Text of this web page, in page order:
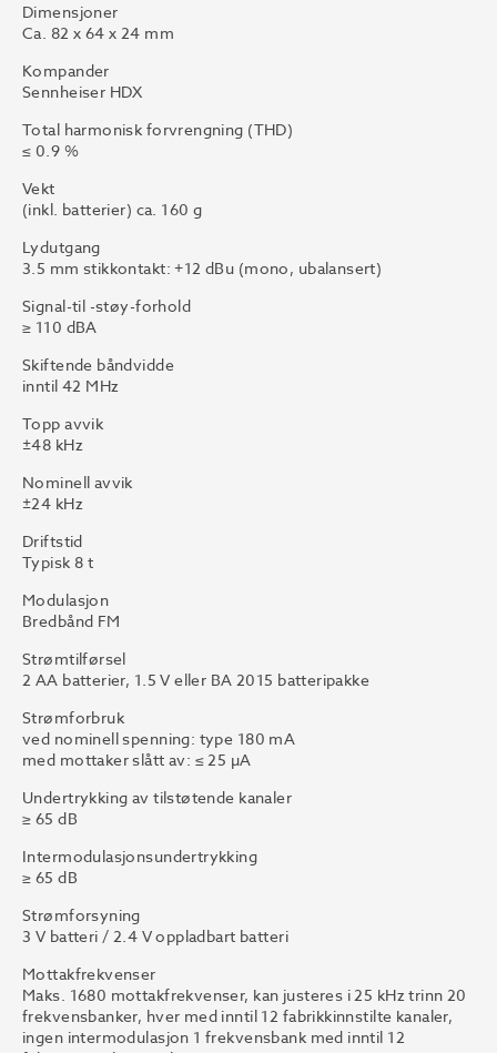
Dimensjoner
Ca. 82 x 64 x 24 mm
Kompander
Sennheiser HDX
Total harmonisk forvrengning (THD)
≤ 0.9 %
Vekt
(inkl. batterier) ca. 160 g
Lydutgang
3.5 mm stikkontakt: +12 dBu (mono, ubalansert)
Signal-til -støy-forhold
≥ 110 dBA
Skiftende båndvidde
inntil 42 MHz
Topp avvik
±48 kHz
Nominell avvik
±24 kHz
Driftstid
Typisk 8 t
Modulasjon
Bredbånd FM
Strømtilførsel
2 AA batterier, 1.5 V eller BA 2015 batteripakke
Strømforbruk
ved nominell spenning: type 180 mA
med mottaker slått av: ≤ 25 µA
Undertrykking av tilstøtende kanaler
≥ 65 dB
Intermodulasjonsundertrykking
≥ 65 dB
Strømforsyning
3 V batteri / 2.4 V oppladbart batteri
Mottakfrekvenser
Maks. 1680 mottakfrekvenser, kan justeres i 25 kHz trinn 20
frekvensbanker, hver med inntil 12 fabrikkinnstilte kanaler,
ingen intermodulasjon 1 frekvensbank med inntil 12